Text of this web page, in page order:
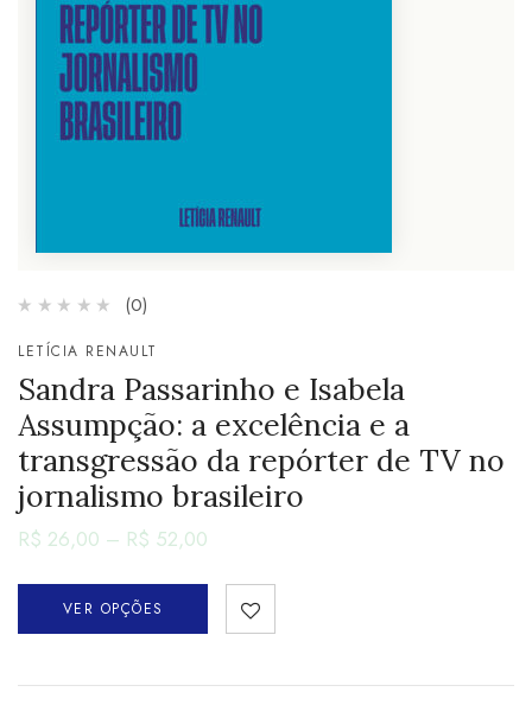
(0)
LETÍCIA RENAULT
Sandra Passarinho e Isabela
Assumpção: a excelência e a
transgressão da repórter de TV no
jornalismo brasileiro
R$ 26,00 – R$ 52,00
VER OPÇÕES